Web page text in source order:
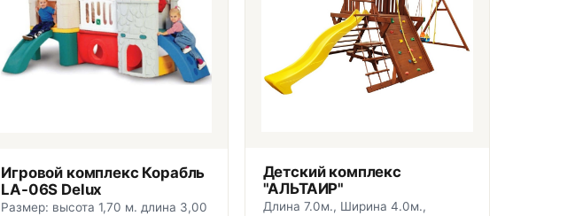
Игровой комплекс Корабль
LA-06S Delux
Размер: высота 1,70 м. длина 3,00
Детский комплекс
"АЛЬТАИР"
Длина 7.0м., Ширина 4.0м.,